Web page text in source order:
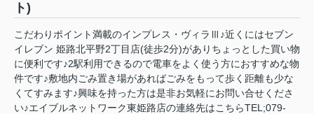
ト)
こだわりポイント満載のインプレス・ヴィラⅢ♪近くにはセブン
イレブン 姫路北平野2丁目店(徒歩2分)がありちょっとした買い物
に便利です♪2駅利用できるので電車をよく使う方におすすめな物
件です♪敷地内ごみ置き場があればごみをもって歩く距離も少な
くてすみます♪興味を持った方は是非お気軽にお問い合せくださ
い♪エイブルネットワーク東姫路店の連絡先はこちらTEL;079-